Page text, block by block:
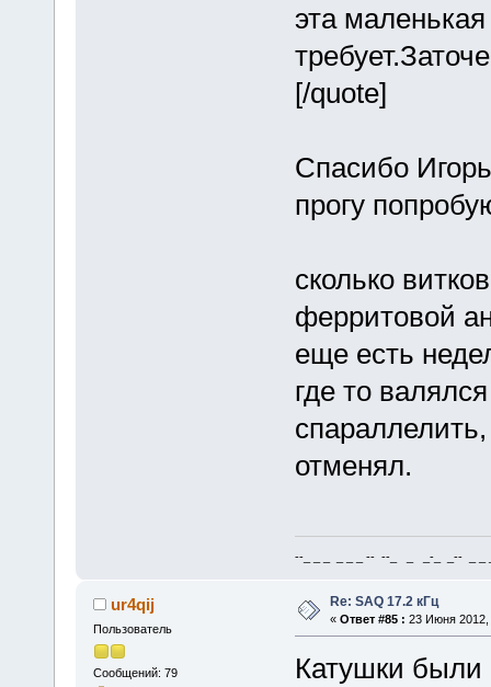
эта
[/quote]
Спасибо
прогу
сколько
ферритовой
еще есть
где то
отменял.
--_ _ _ _ _ _ -- --_ _ _-_ _-- _ _
ur4qij
Пользователь
Сообщений: 79
Re: SAQ 17.2 кГц
« Ответ #85 : 23 Июня 2012,
Катушки